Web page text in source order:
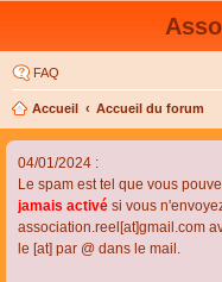
FAQ
Accueil Accueil du forum
04/01/2024 :
Le spam est tel que vous
jamais activé si vous
association.reel[at]gmail.com
le [at] par @ dans le mail.